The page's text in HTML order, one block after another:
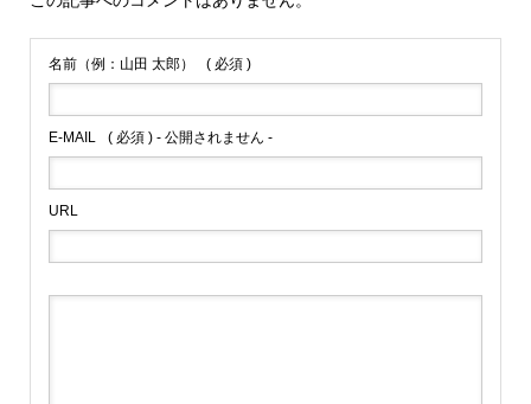
名前（例：山田 太郎） ( 必須 )
E-MAIL ( 必須 ) - 公開されません -
URL